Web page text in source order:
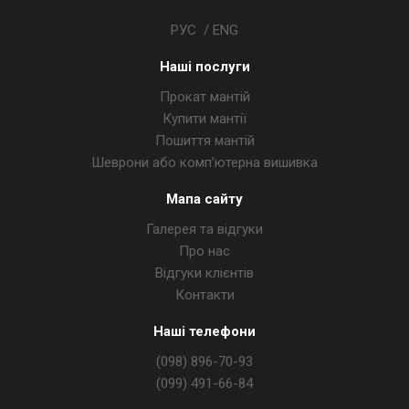
РУС / ENG
Наші послуги
Прокат мантій
Купити мантії
Пошиття мантій
Шеврони або комп’ютерна вишивка
Мапа сайту
Галерея та відгуки
Про нас
Відгуки клієнтів
Контакти
Наші телефони
(098) 896-70-93
(099) 491-66-84